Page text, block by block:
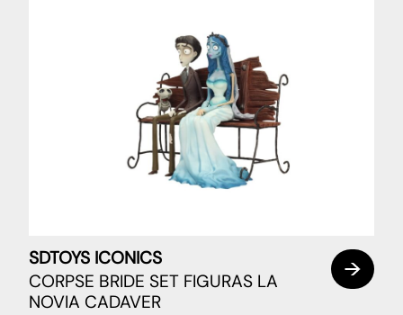
SDTOYS ICONICS
CORPSE BRIDE SET FIGURAS LA
NOVIA CADAVER